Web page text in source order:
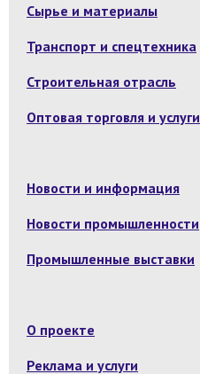
Сырье и материалы
Транспорт и спецтехника
Строительная отрасль
Оптовая торговля и услуги
Новости и информация
Новости промышленности
Промышленные выставки
О проекте
Реклама и услуги